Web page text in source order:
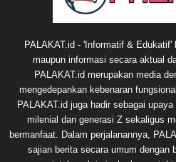
PALAKAT.id - 'Informatif &
maupun informasi secara aktual
PALAKAT.id merupakan media
mengedepankan kebenaran
PALAKAT.id juga hadir sebagai
milenial dan generasi Z sekaligus
bermanfaat. Dalam perjalanannya,
sajian berita secara umum dengan